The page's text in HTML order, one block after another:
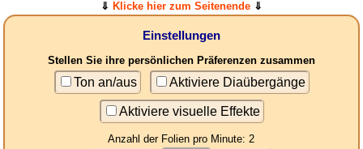
⇓ Klicke hier zum Seitenende ⇓
Einstellungen
Stellen Sie ihre persönlichen Präferenzen zusammen
Ton an/aus Aktiviere Diaübergänge
Aktiviere visuelle Effekte
Anzahl der Folien pro Minute: 2